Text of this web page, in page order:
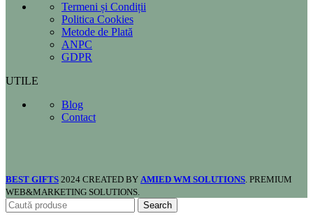
Termeni și Condiții
Politica Cookies
Metode de Plată
ANPC
GDPR
UTILE
Blog
Contact
BEST GIFTS 2024 CREATED BY AMIED WM SOLUTIONS. PREMIUM
WEB&MARKETING SOLUTIONS.
Search